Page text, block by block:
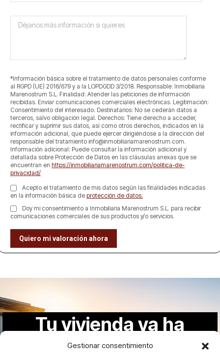
Gestionar consentimiento
*Información básica sobre el tratamiento de datos personales conforme
al RGPD (UE) 2016/679 y a la LOPDGDD 3/2018. Responsable: Inmobiliaria
Marenostrum S.L. Finalidad: Atender las peticiones de información
recibidas. Enviar comunicaciones comerciales electrónicas. Legitimación:
Consentimiento del interesado. Destinatarios: No se cederán datos a
terceros, salvo obligación legal. Derechos: Tiene derecho a acceder,
rectificar y suprimir sus datos, así como otros derechos, indicados en la
información adicional, que puede ejercer dirigiéndose a la dirección del
responsable del tratamiento info@inmobiliariamarenostrum.com.
Información adicional: Puede consultar la información adicional y
detallada sobre Protección de Datos en las cláusulas anexas que se
encuentran en https://inmobiliariamarenostrum.com/politica-de-
privacidad/
Acepto el tratamiento de mis datos según las finalidades indicadas
en la información básica de protección de datos.
Doy mi consentimiento a Inmobiliaria Marenostrum S.L. para recibir
comunicaciones comerciales de sus productos y/o servicios.
Tu vivienda ya ha
dado el primer paso